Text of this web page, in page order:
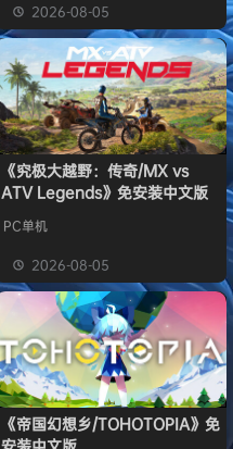
2026-08-05
《究极大越野：传奇/MX vs
ATV Legends》免安装中文版
PC单机
2026-08-05
《帝国幻想乡/TOHOTOPIA》免